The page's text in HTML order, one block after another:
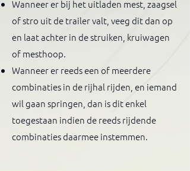
Wanneer er bij het uitladen mest, zaagsel
of stro uit de trailer valt, veeg dit dan op
en laat achter in de struiken, kruiwagen
of mesthoop.
Wanneer er reeds een of meerdere
combinaties in de rijhal rijden, en iemand
wil gaan springen, dan is dit enkel
toegestaan indien de reeds rijdende
combinaties daarmee instemmen.